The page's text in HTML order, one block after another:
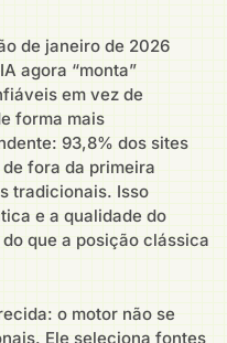
de janeiro de 2026
agora “monta”
em vez de
forma mais
93,8% dos sites
fora da primeira
tradicionais. Isso
e a qualidade do
que a posição clássica
o motor não se
Ele seleciona fontes